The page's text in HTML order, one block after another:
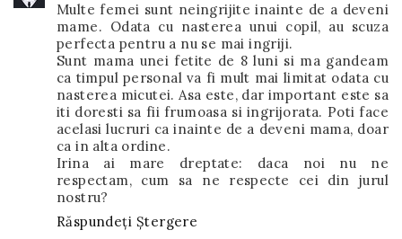
Multe femei sunt neingrijite inainte de a deveni
mame. Odata cu nasterea unui copil, au scuza
perfecta pentru a nu se mai ingriji.
Sunt mama unei fetite de 8 luni si ma gandeam
ca timpul personal va fi mult mai limitat odata cu
nasterea micutei. Asa este, dar important este sa
iti doresti sa fii frumoasa si ingrijorata. Poti face
acelasi lucruri ca inainte de a deveni mama, doar
ca in alta ordine.
Irina ai mare dreptate: daca noi nu ne
respectam, cum sa ne respecte cei din jurul
nostru?
Răspundeți Ștergere